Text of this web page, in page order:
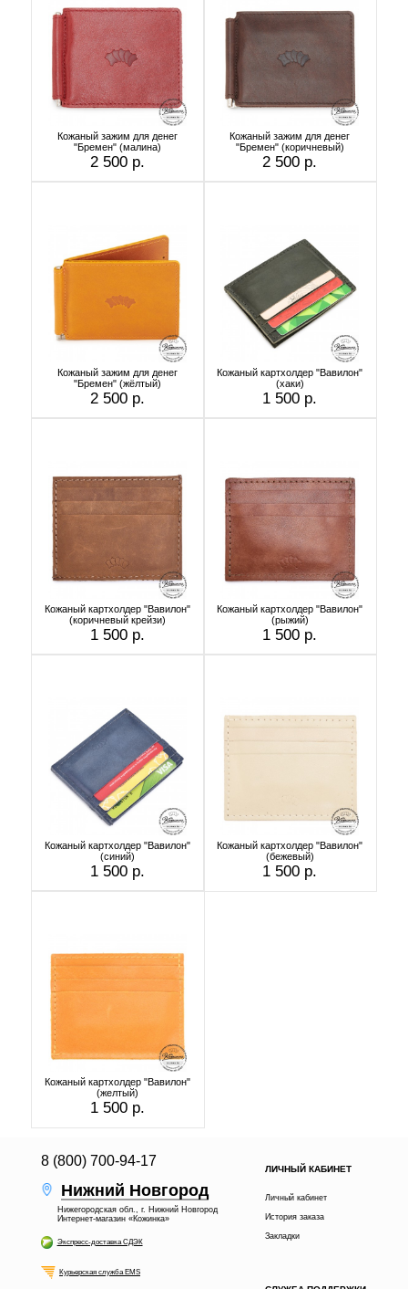
Кожаный зажим для денег
"Бремен" (малина)
2 500 р.
Кожаный зажим для денег
"Бремен" (коричневый)
2 500 р.
Кожаный зажим для денег
"Бремен" (жёлтый)
2 500 р.
Кожаный картхолдер "Вавилон"
(хаки)
1 500 р.
Кожаный картхолдер "Вавилон"
(коричневый крейзи)
1 500 р.
Кожаный картхолдер "Вавилон"
(рыжий)
1 500 р.
Кожаный картхолдер "Вавилон"
(синий)
1 500 р.
Кожаный картхолдер "Вавилон"
(бежевый)
1 500 р.
Кожаный картхолдер "Вавилон"
(желтый)
1 500 р.
8 (800) 700-94-17
Нижний Новгород
Нижегородская обл., г. Нижний Новгород
Интернет-магазин «Кожинка»
Экспресс-доставка СДЭК
Курьерская служба EMS
ЛИЧНЫЙ КАБИНЕТ
Личный кабинет
История заказа
Закладки